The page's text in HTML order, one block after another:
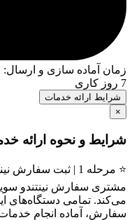
زمان آماده سازی و ارسال:
7 روز کاری
شرایط ارائه خدمات
×
شرایط و نحوه ارائه
⭐ مرحله 1 | ثبت سفارش نینتندو سوییچ Lite کپی خور
می‌کند. تمامی دستگاه‌های
سفارش، آماده انجام